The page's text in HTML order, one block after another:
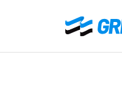
o
Gremistas